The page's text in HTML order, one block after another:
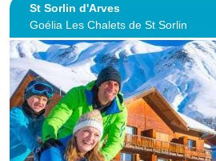
St Sorlin d'Arves
Goélia Les Chalets de St Sorlin